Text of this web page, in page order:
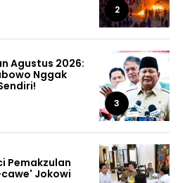
2
Agustus 2026:
Nggak
3
Pemakzulan
Jokowi